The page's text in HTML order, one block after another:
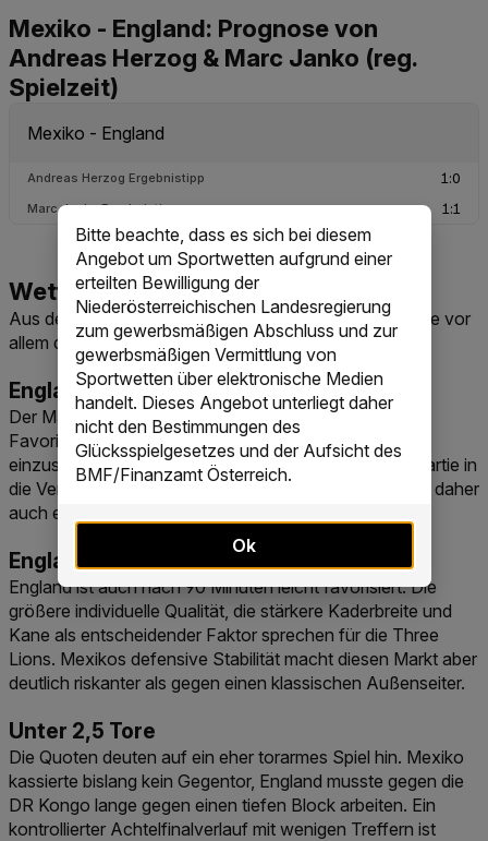
Bitte beachte, dass es sich bei diesem
Angebot um Sportwetten aufgrund einer
erteilten Bewilligung der
Niederösterreichischen Landesregierung
zum gewerbsmäßigen Abschluss und zur
gewerbsmäßigen Vermittlung von
Sportwetten über elektronische Medien
handelt. Dieses Angebot unterliegt daher
nicht den Bestimmungen des
Glücksspielgesetzes und der Aufsicht des
BMF/Finanzamt Österreich.
Ok
Mexiko - England: Prognose von
Andreas Herzog & Marc Janko (reg.
Spielzeit)
Aus den aktuellen Quoten ergeben sich für deine Wette vor
allem diese Märkte:
England setzt sich durch
Der Markt auf das Weiterkommen ist der naheliegende
Favoritenmarkt. England ist laut Quoten stärker
einzuschätzen, aber Mexiko ist stabil genug, um die Partie in
die Verlängerung zu ziehen. Das Weiterkommen deckt daher
auch ein enges K.-o.-Szenario ab.
England gewinnt
England ist auch nach 90 Minuten leicht favorisiert. Die
größere individuelle Qualität, die stärkere Kaderbreite und
Kane als entscheidender Faktor sprechen für die Three
Lions. Mexikos defensive Stabilität macht diesen Markt aber
deutlich riskanter als gegen einen klassischen Außenseiter.
Unter 2,5 Tore
Die Quoten deuten auf ein eher torarmes Spiel hin. Mexiko
kassierte bislang kein Gegentor, England musste gegen die
DR Kongo lange gegen einen tiefen Block arbeiten. Ein
kontrollierter Achtelfinalverlauf mit wenigen Treffern ist